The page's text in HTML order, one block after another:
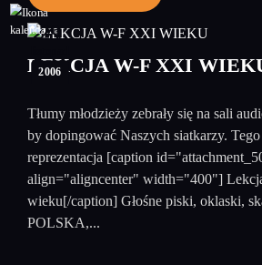
29
2006
LEKCJA W-F XXI
Tłumy młodzieży zebrały się na sali
by dopingować Naszych siatkarzy.
reprezentacja [caption
align="aligncenter" width="400"]
wieku[/caption] Głośne piski, oklaski,
POLSKA,...